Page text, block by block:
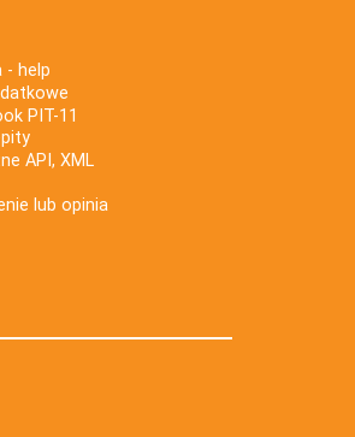
- help
PIT-11
API, XML
lub opinia